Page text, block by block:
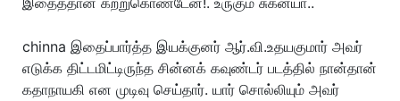
chinna இதைப்பார்த்த இயக்குனர் ஆர்.வி.உதயகுமார் அவர்
எடுக்க திட்டமிட்டிருந்த சின்னக் கவுண்டர் படத்தில் நான்தான்
கதாநாயகி என முடிவு செய்தார். யார் சொல்லியும் அவர்